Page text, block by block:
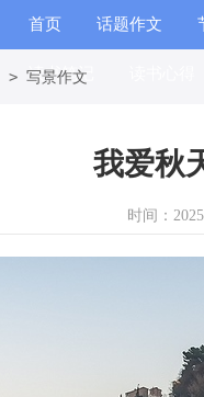
首页 话题作文
读书笔记
> 写景作文
我爱秋
时间：